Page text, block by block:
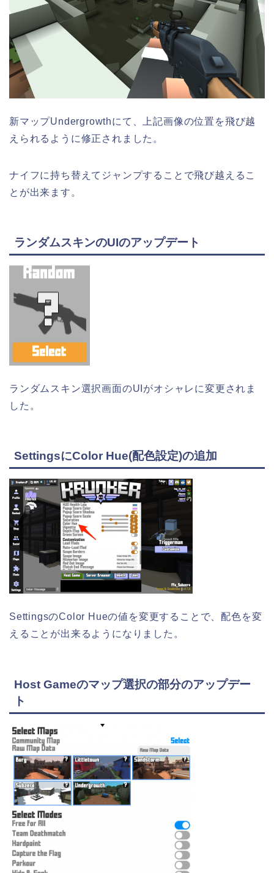
新マップUndergrowthにて、上記画像の位置を飛び越
えられるように修正されました。
ナイフに持ち替えてジャンプすることで飛び越えるこ
とが出来ます。
ランダムスキンのUIのアップデート
ランダムスキン選択画面のUIがオシャレに変更されま
した。
SettingsにColor Hue(配色設定)の追加
SettingsのColor Hueの値を変更することで、配色を変
えることが出来るようになりました。
Host Gameのマップ選択の部分のアップデー
ト